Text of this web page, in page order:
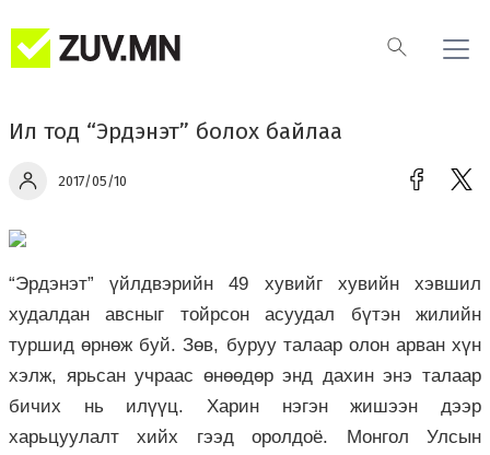
Ил тод “Эрдэнэт” болох байлаа
2017/05/10
“Эрдэнэт” үйлдвэрийн 49 хувийг хувийн хэвшил
худалдан авсныг тойрсон асуудал бүтэн жилийн
туршид өрнөж буй. Зөв, буруу талаар олон арван хүн
хэлж, ярьсан учраас өнөөдөр энд дахин энэ талаар
бичих нь илүүц. Харин нэгэн жишээн дээр
харьцуулалт хийх гээд оролдоё. Монгол Улсын